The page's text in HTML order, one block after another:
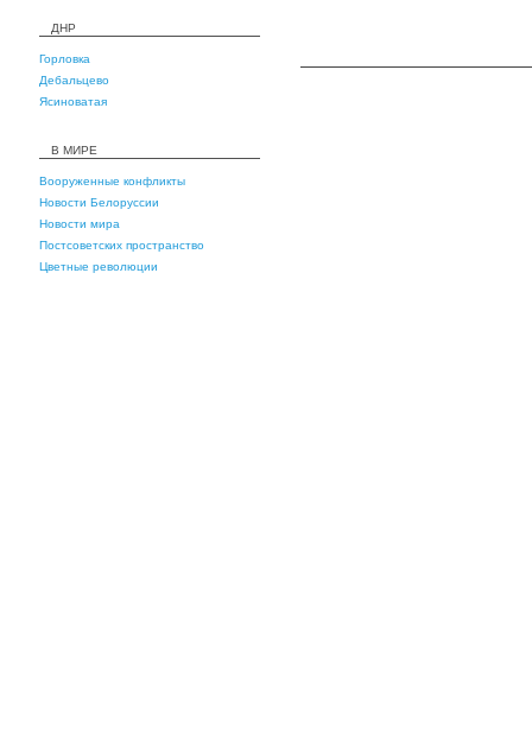
ДНР
Горловка
Дебальцево
Ясиноватая
В МИРЕ
Вооруженные конфликты
Новости Белоруссии
Новости мира
Постсоветских пространство
Цветные революции